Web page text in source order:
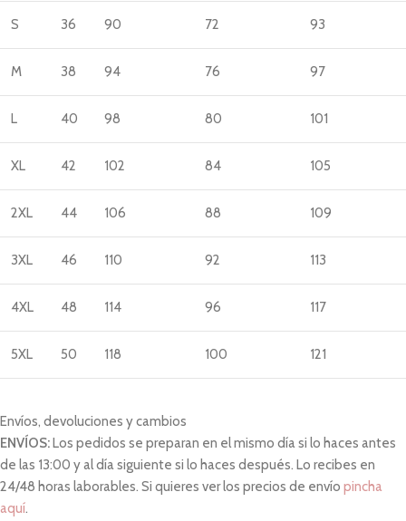
S 36 90 72 93
M 38 94 76 97
L 40 98 80 101
XL 42 102 84 105
2XL 44 106 88 109
3XL 46 110 92 113
4XL 48 114 96 117
5XL 50 118 100 121
Envíos, devoluciones y cambios
ENVÍOS: Los pedidos se preparan en el mismo día si lo haces antes
de las 13:00 y al día siguiente si lo haces después. Lo recibes en
24/48 horas laborables. Si quieres ver los precios de envío pincha
aquí.